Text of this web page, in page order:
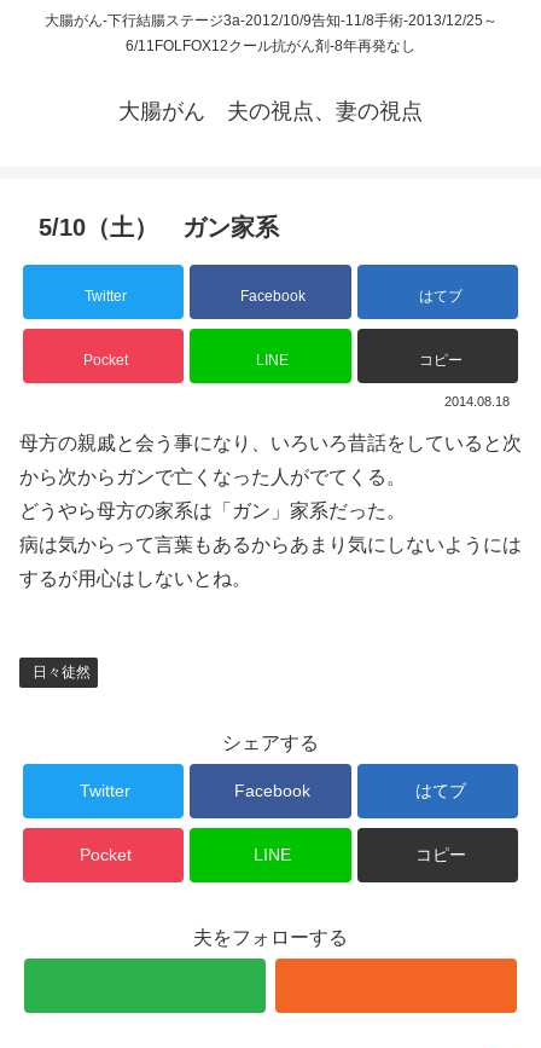
大腸がん-下行結腸ステージ3a-2012/10/9告知-11/8手術-2013/12/25～
6/11FOLFOX12クール抗がん剤-8年再発なし
大腸がん 夫の視点、妻の視点
5/10（土） ガン家系
Twitter Facebook はてブ
Pocket LINE コピー
2014.08.18
母方の親戚と会う事になり、いろいろ昔話をしていると次
から次からガンで亡くなった人がでてくる。
どうやら母方の家系は「ガン」家系だった。
病は気からって言葉もあるからあまり気にしないようには
するが用心はしないとね。
日々徒然
シェアする
Twitter Facebook はてブ
Pocket LINE コピー
夫をフォローする